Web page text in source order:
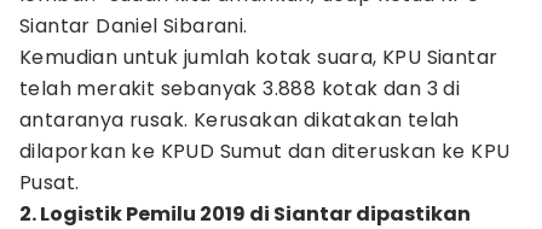
Siantar Daniel Sibarani.
Kemudian untuk jumlah kotak suara, KPU Siantar
telah merakit sebanyak 3.888 kotak dan 3 di
antaranya rusak. Kerusakan dikatakan telah
dilaporkan ke KPUD Sumut dan diteruskan ke KPU
Pusat.
2. Logistik Pemilu 2019 di Siantar dipastikan